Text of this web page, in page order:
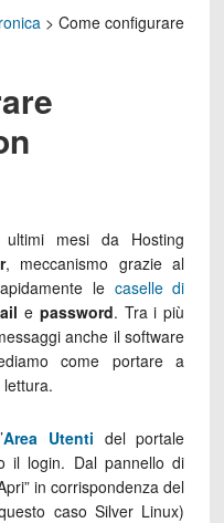
> Come configurare
mesi da Hosting
, meccanismo grazie al
le caselle di
e password. Tra i più
anche il software
come portare a
Area Utenti del portale
il login. Dal pannello di
in corrispondenza del
caso Silver Linux)